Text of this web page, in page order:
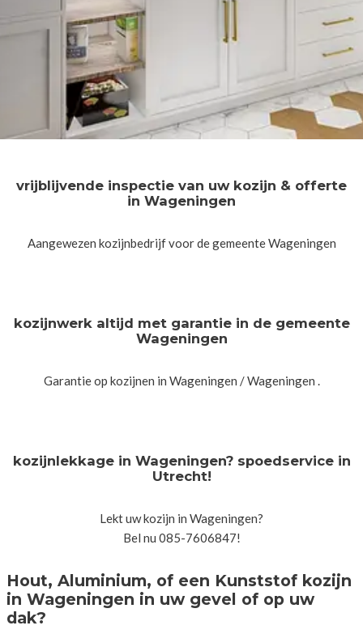
vrijblijvende inspectie van uw kozijn & offerte
in Wageningen
Aangewezen kozijnbedrijf voor de gemeente Wageningen
kozijnwerk altijd met garantie in de gemeente
Wageningen
Garantie op kozijnen in Wageningen / Wageningen .
kozijnlekkage in Wageningen? spoedservice in
Utrecht!
Lekt uw kozijn in Wageningen?
Bel nu 085-7606847!
Hout, Aluminium, of een Kunststof kozijn
in Wageningen in uw gevel of op uw
dak?